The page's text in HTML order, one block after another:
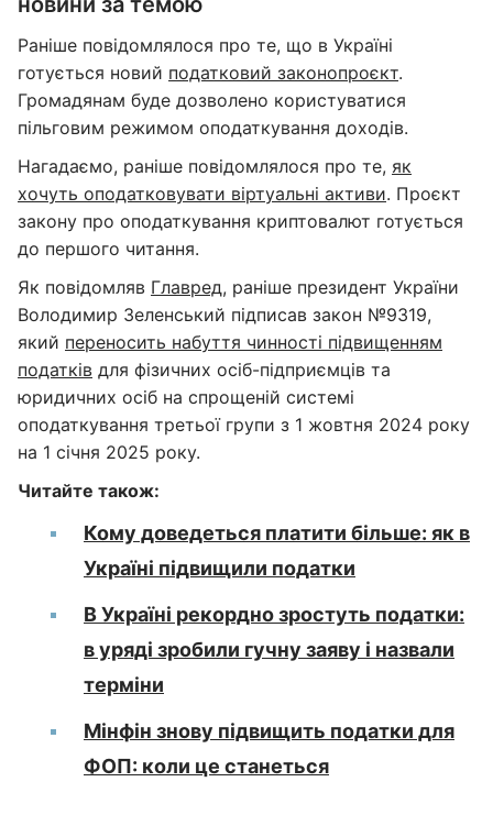
Раніше повідомлялося про те, що в Україні
готується новий податковий законопроєкт.
Громадянам буде дозволено користуватися
пільговим режимом оподаткування доходів.
Нагадаємо, раніше повідомлялося про те, як
хочуть оподатковувати віртуальні активи. Проєкт
закону про оподаткування криптовалют готується
до першого читання.
Як повідомляв Главред, раніше президент України
Володимир Зеленський підписав закон №9319,
який переносить набуття чинності підвищенням
податків для фізичних осіб-підприємців та
юридичних осіб на спрощеній системі
оподаткування третьої групи з 1 жовтня 2024 року
на 1 січня 2025 року.
Читайте також:
Кому доведеться платити більше: як в
Україні підвищили податки
В Україні рекордно зростуть податки:
в уряді зробили гучну заяву і назвали
терміни
Мінфін знову підвищить податки для
ФОП: коли це станеться